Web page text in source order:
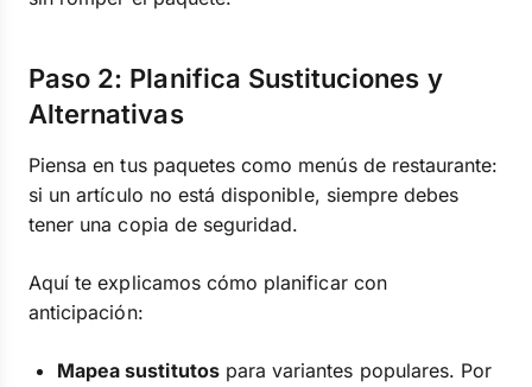
Paso 2: Planifica Sustituciones y
Alternativas
Piensa en tus paquetes como menús de restaurante:
si un artículo no está disponible, siempre debes
tener una copia de seguridad.
Aquí te explicamos cómo planificar con
anticipación:
Mapea sustitutospara variantes populares. Por